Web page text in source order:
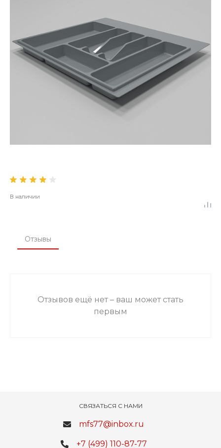
В наличии
Отзывы
Отзывов ещё нет – ваш может стать
первым
СВЯЗАТЬСЯ С НАМИ
mfs77@inbox.ru
+7 (499) 110-87-77